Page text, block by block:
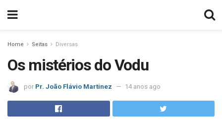
Home Seitas Diversas
Os mistérios do Vodu
por Pr. João Flávio Martinez 14 anos ago